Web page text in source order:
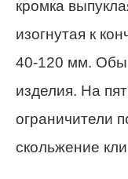
кромка
изогнутая к
40-120 мм.
изделия. На
ограничители
скольжение